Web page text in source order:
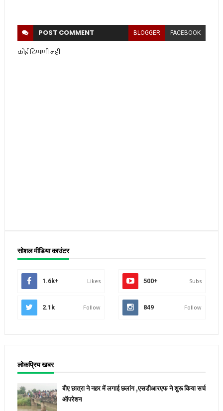
POST COMMENT BLOGGER FACEBOOK
कोई टिप्पणी नहीं
सोशल मीडिया काउंटर
1.6k+ Likes 500+ Subs
2.1k Follow 849 Follow
लोकप्रिय खबर
बीए छात्रा ने नहर में लगाई छलांग ,एसडीआरएफ ने शुरू किया सर्च
ऑपरेशन